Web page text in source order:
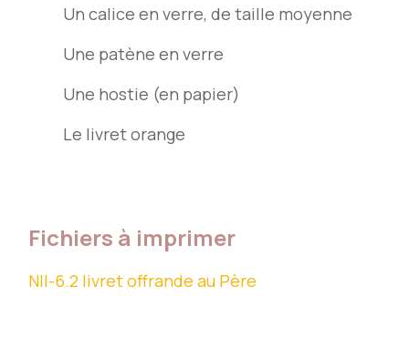
Un calice en verre, de taille moyenne
Une patène en verre
Une hostie (en papier)
Le livret orange
Fichiers à imprimer
NII-6.2 livret offrande au Père